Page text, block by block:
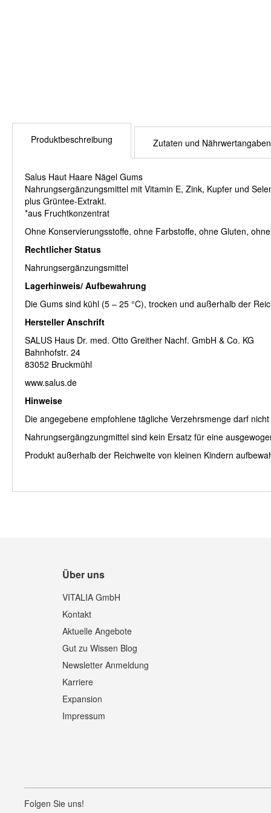
Produktbeschreibung
Salus Haut Haare Nägel Gums
Nahrungsergänzungsmittel mit Vitamin E, Zink, Kupfer und
plus Grüntee-Extrakt.
*aus Fruchtkonzentrat
Ohne Konservierungsstoffe, ohne Farbstoffe, ohne Gluten,
Rechtlicher Status
Nahrungsergänzungsmittel
Lagerhinweis/ Aufbewahrung
Die Gums sind kühl (5 – 25 °C), trocken und außerhalb der
Hersteller Anschrift
SALUS Haus Dr. med. Otto Greither Nachf. GmbH & Co. KG
Bahnhofstr. 24
83052 Bruckmühl
www.salus.de
Hinweise
Die angegebene empfohlene tägliche Verzehrsmenge darf
Nahrungsergängzungmittel sind kein Ersatz für eine
Produkt außerhalb der Reichweite von kleinen Kindern
Zutaten und Nährwertangaben
Über uns
VITALIA GmbH
Kontakt
Aktuelle Angebote
Gut zu Wissen Blog
Newsletter Anmeldung
Karriere
Expansion
Impressum
Folgen Sie uns!